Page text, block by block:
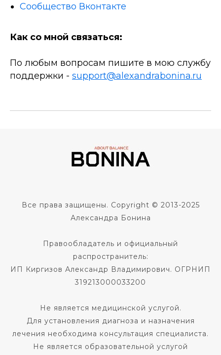
Сообщество Вконтакте
Как со мной связаться:
По любым вопросам пишите в мою службу
поддержки - support@alexandrabonina.ru
Все права защищены. Copyright © 2013-2025
Александра Бонина
Правообладатель и официальный
распространитель:
ИП Киргизов Александр Владимирович. ОГРНИП
319213000033200
Не является медицинской услугой.
Для установления диагноза и назначения
лечения необходима консультация специалиста.
Не является образовательной услугой